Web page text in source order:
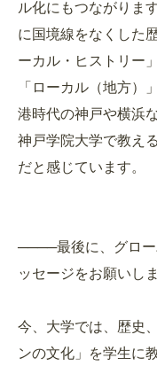
ル化にもつながりま
に国境線をなくした
ーカル・ヒストリー
「ローカル（地方）
港時代の神戸や横浜
神戸学院大学で教え
だと感じています。
────最後に、グロー
ッセージをお願いしま
今、大学では、歴史
ンの文化」を学生に